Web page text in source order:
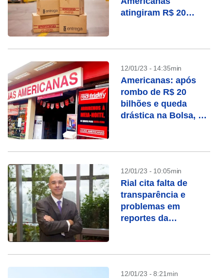
atingiram R$ 20
12/01/23 - 14:35min
Americanas: após
rombo de R$ 20
bilhões e queda
drástica na Bolsa, o
12/01/23 - 10:05min
Rial cita falta de
transparência e
problemas em
reportes da
12/01/23 - 8:21min